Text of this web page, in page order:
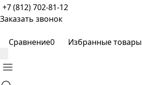
+7 (812) 702-81-12
Заказать звонок
Сравнение0 Избранные товары